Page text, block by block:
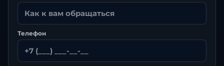
Телефон